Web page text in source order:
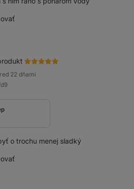
prínosnú
22 dňami
o trochu menej sladký
prínosnú